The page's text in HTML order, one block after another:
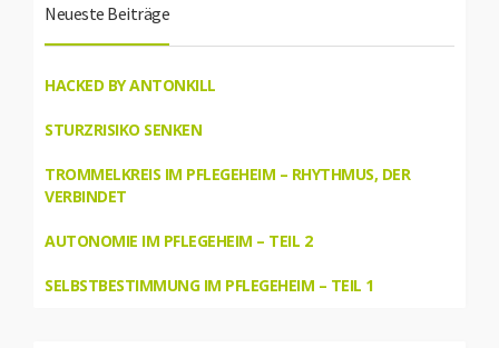
Neueste Beiträge
HACKED BY ANTONKILL
STURZRISIKO SENKEN
TROMMELKREIS IM PFLEGEHEIM – RHYTHMUS, DER
VERBINDET
AUTONOMIE IM PFLEGEHEIM – TEIL 2
SELBSTBESTIMMUNG IM PFLEGEHEIM – TEIL 1